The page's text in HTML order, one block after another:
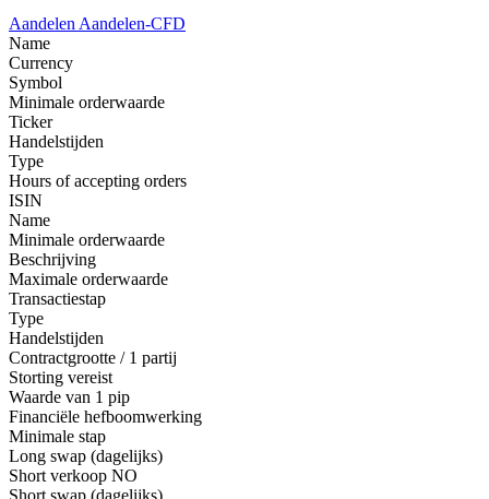
Aandelen Aandelen-CFD
Name
Currency
Symbol
Minimale orderwaarde
Ticker
Handelstijden
Type
Hours of accepting orders
ISIN
Name
Minimale orderwaarde
Beschrijving
Maximale orderwaarde
Transactiestap
Type
Handelstijden
Contractgrootte / 1 partij
Storting vereist
Waarde van 1 pip
Financiële hefboomwerking
Minimale stap
Long swap (dagelijks)
Short verkoop NO